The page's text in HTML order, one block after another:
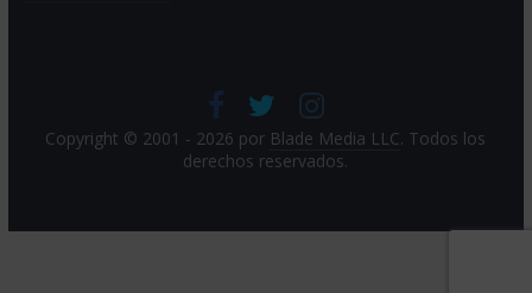
Copyright © 2001 - 2026 por Blade Media LLC. Todos los
derechos reservados.